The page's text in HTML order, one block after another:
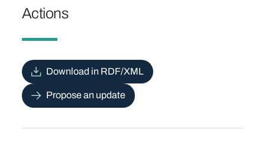
Actions
Download in RDF/XML
Propose an update